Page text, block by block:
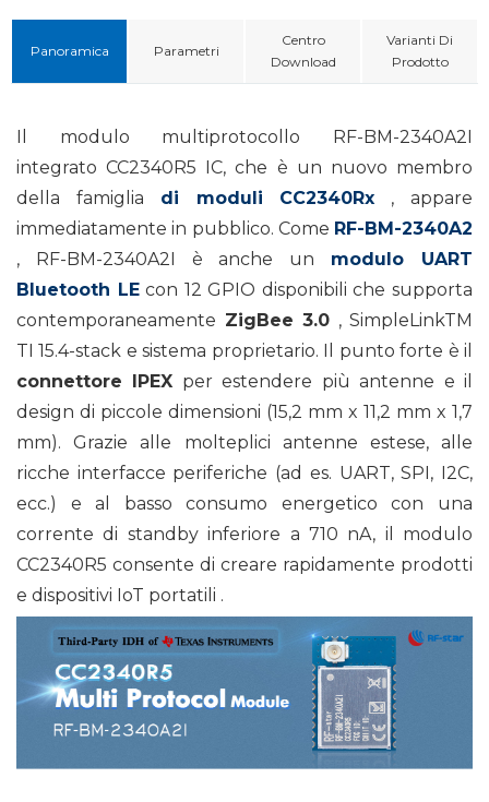
Panoramica Parametri
Centro
Download
Varianti Di
Prodotto
Il modulo multiprotocollo RF-BM-2340A2I
integrato CC2340R5 IC, che è un nuovo membro
della famiglia di moduli CC2340Rx , appare
immediatamente in pubblico. Come RF-BM-2340A2
, RF-BM-2340A2I è anche un modulo UART
Bluetooth LEcon 12 GPIO disponibili che supporta
contemporaneamente ZigBee 3.0 , SimpleLinkTM
TI 15.4-stack e sistema proprietario. Il punto forte è il
connettore IPEX per estendere più antenne e il
design di piccole dimensioni (15,2 mm x 11,2 mm x 1,7
mm). Grazie alle molteplici antenne estese, alle
ricche interfacce periferiche (ad es. UART, SPI, I2C,
ecc.) e al basso consumo energetico con una
corrente di standby inferiore a 710 nA, il modulo
CC2340R5 consente di creare rapidamente prodotti
e dispositivi IoT portatili .